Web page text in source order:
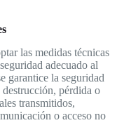
las medidas técnicas
adecuado al
garantice la seguridad
destrucción, pérdida o
transmitidos,
o acceso no